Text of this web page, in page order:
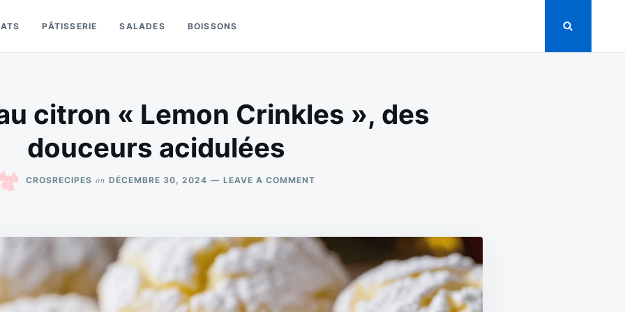
PÂTISSERIE SALADES BOISSONS
citron « Lemon Crinkles », des
douceurs acidulées
CROSRECIPES on DÉCEMBRE 30, 2024 LEAVE A COMMENT
CRINKLES »,
DES
DOUCEURS
ACIDULÉES